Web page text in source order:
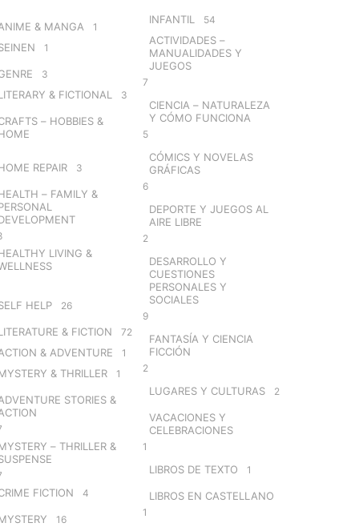
& MANGA 1
1
3
& FICTIONAL 3
– HOBBIES &
REPAIR 3
– FAMILY &
LIVING &
HELP 26
& FICTION 72
& ADVENTURE 1
& THRILLER 1
STORIES &
– THRILLER &
FICTION 4
16
INFANTIL 54
ACTIVIDADES –
MANUALIDADES Y
JUEGOS
7
CIENCIA – NATURALEZA
Y CÓMO FUNCIONA
5
CÓMICS Y NOVELAS
GRÁFICAS
6
DEPORTE Y JUEGOS AL
AIRE LIBRE
2
DESARROLLO Y
CUESTIONES
PERSONALES Y
SOCIALES
9
FANTASÍA Y CIENCIA
FICCIÓN
2
LUGARES Y CULTURAS 2
VACACIONES Y
CELEBRACIONES
1
LIBROS DE TEXTO 1
LIBROS EN CASTELLANO
1